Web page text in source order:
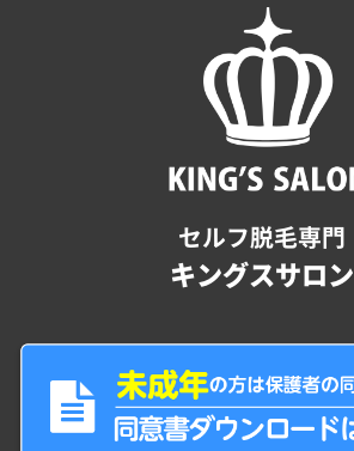
セルフ脱毛専門
キングスサロン